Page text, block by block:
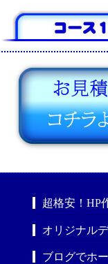
超格安！HP
オリジナル
ブログでホ